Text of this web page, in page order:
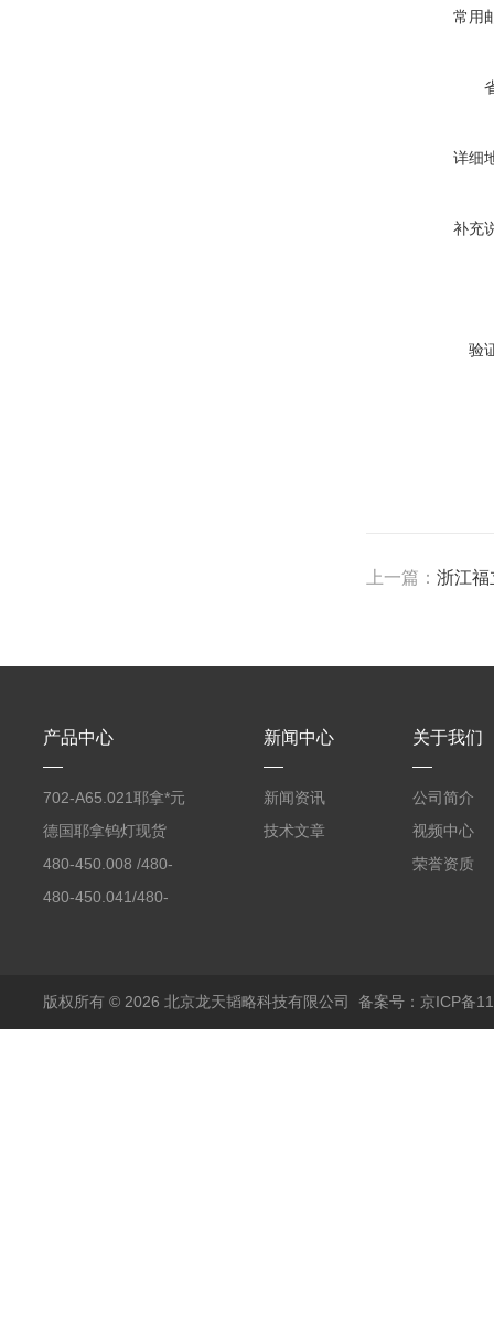
常用
详细
补充
验
上一篇：浙江福
产品中心
702-A65.021耶拿*元
素分析仪反应罐
德国耶拿钨灯现货
480-450.008 /480-
450.008C耶拿镉Cd空
480-450.041/480-
包邮
新闻中心
新闻资讯
技术文章
关于我们
公司简介
视频中心
荣誉资质
版权所有 © 2026 北京龙天韬略科技有限公司 备案号：京ICP备